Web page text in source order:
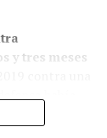
y tres meses
de